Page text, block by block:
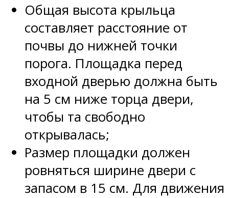
Общая высота крыльца
составляет расстояние от
почвы до нижней точки
порога. Площадка перед
входной дверью должна быть
на 5 см ниже торца двери,
чтобы та свободно
открывалась;
Размер площадки должен
ровняться ширине двери с
запасом в 15 см. Для движения